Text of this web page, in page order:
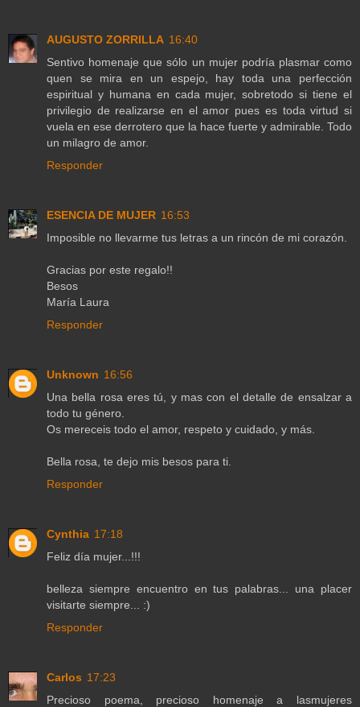
AUGUSTO ZORRILLA 16:40
Sentivo homenaje que sólo un mujer podría plasmar como
quen se mira en un espejo, hay toda una perfección
espiritual y humana en cada mujer, sobretodo si tiene el
privilegio de realizarse en el amor pues es toda virtud si
vuela en ese derrotero que la hace fuerte y admirable. Todo
un milagro de amor.
Responder
ESENCIA DE MUJER 16:53
Imposible no llevarme tus letras a un rincón de mi corazón.
Gracias por este regalo!!
Besos
María Laura
Responder
Unknown 16:56
Una bella rosa eres tú, y mas con el detalle de ensalzar a
todo tu género.
Os mereceis todo el amor, respeto y cuidado, y más.
Bella rosa, te dejo mis besos para ti.
Responder
Cynthia 17:18
Feliz día mujer...!!!
belleza siempre encuentro en tus palabras... una placer
visitarte siempre... :)
Responder
Carlos 17:23
Precioso poema, precioso homenaje a lasmujeres